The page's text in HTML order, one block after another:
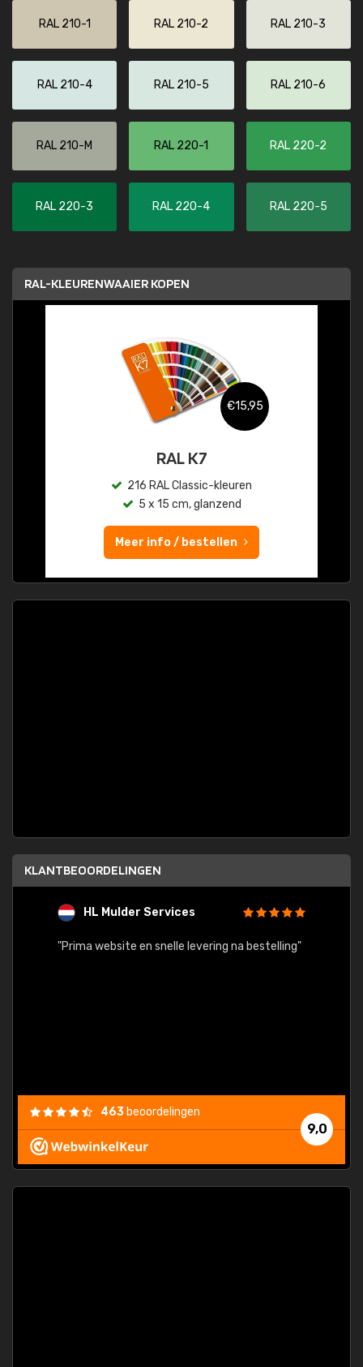
RAL 210-1 RAL 210-2 RAL 210-3
RAL 210-4 RAL 210-5 RAL 210-6
RAL 210-M RAL 220-1 RAL 220-2
RAL 220-3 RAL 220-4 RAL 220-5
RAL-KLEURENWAAIER KOPEN
€15,95
RAL K7
216 RAL Classic-kleuren
5 x 15 cm, glanzend
Meer info / bestellen
KLANTBEOORDELINGEN
HL Mulder Services
"Prima website en snelle levering na bestelling"
9,0
463 beoordelingen